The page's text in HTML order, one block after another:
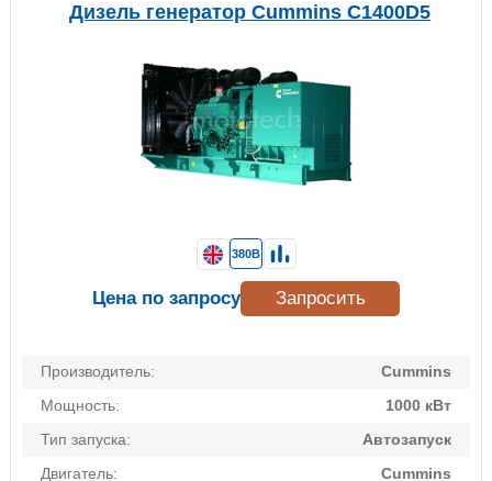
Дизель генератор Cummins C1400D5
Производитель:
Cummins
Мощность:
1000 кВт
Тип запуска:
Автозапуск
Двигатель:
Cummins
380В
Цена по запросу Запросить